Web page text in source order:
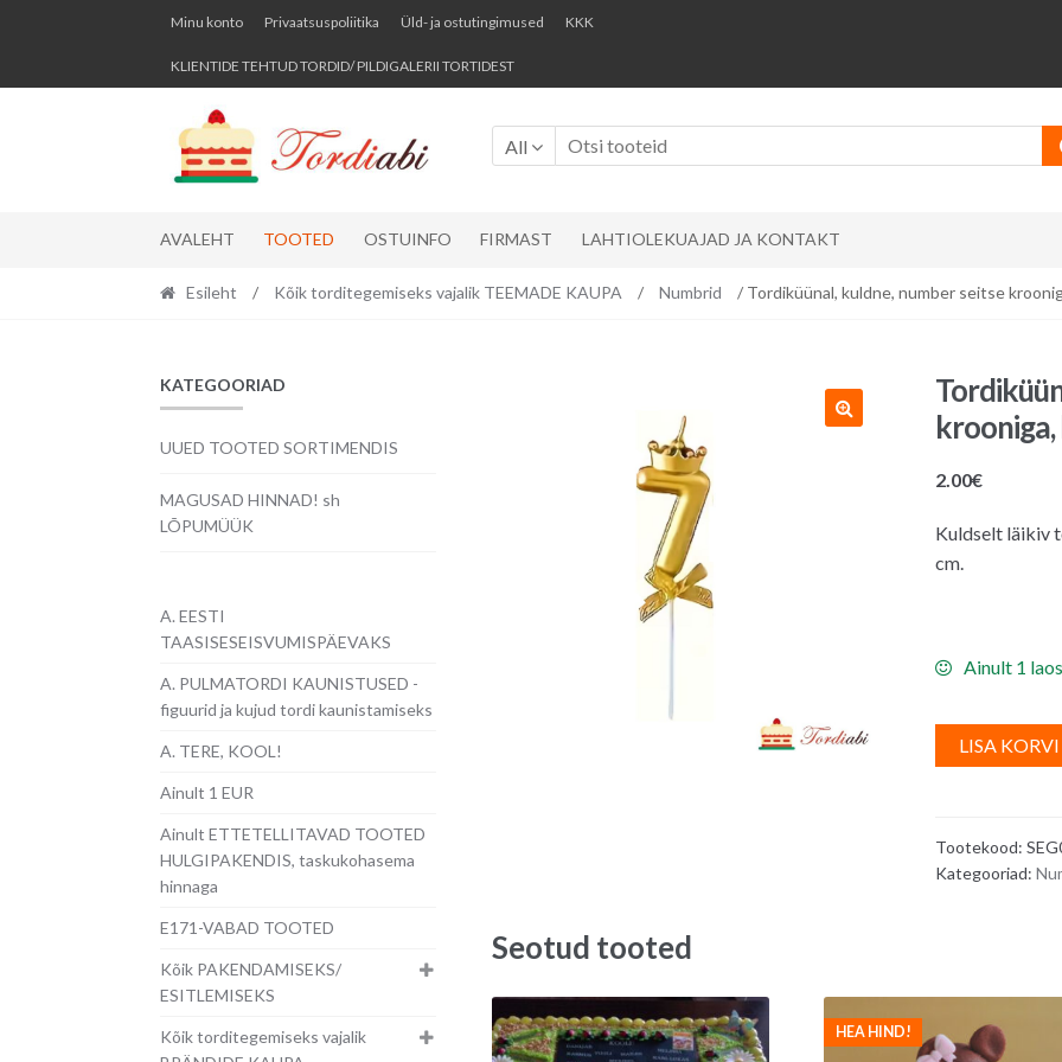
Skip
navigation
Skip
content
Minu konto Privaatsuspoliitika Üld- ja ostutingimused KKK
KLIENTIDE TEHTUD TORDID/ PILDIGALERII TORTIDEST
All
AVALEHT TOOTED OSTUINFO FIRMAST LAHTIOLEKUAJAD JA KONTAKT
Esileht / Kõik torditegemiseks vajalik TEEMADE KAUPA / Numbrid / Tordiküünal, kuldne, number seitse
krooniga,
2.00€
Kuldselt läikiv
cm.
Ainult 1 laos
LISA KORVI
Tootekood:
Kategooriad:
Seotud tooted
HEA HIND!
KATEGOORIAD
UUED TOOTED SORTIMENDIS
MAGUSAD HINNAD! sh
LÕPUMÜÜK
A. EESTI
TAASISESEISVUMISPÄEVAKS
A. PULMATORDI KAUNISTUSED -
figuurid ja kujud tordi kaunistamiseks
A. TERE, KOOL!
Ainult 1 EUR
Ainult ETTETELLITAVAD TOOTED
HULGIPAKENDIS, taskukohasema
hinnaga
E171-VABAD TOOTED
Kõik PAKENDAMISEKS/
ESITLEMISEKS
Kõik torditegemiseks vajalik